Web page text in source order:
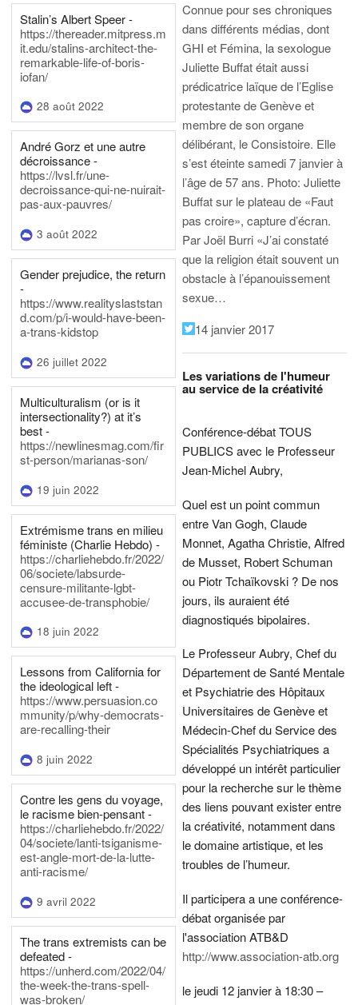
Stalin’s Albert Speer -
https://thereader.mitpress.m
it.edu/stalins-architect-the-
remarkable-life-of-boris-
iofan/
28 août 2022
André Gorz et une autre
décroissance -
https://lvsl.fr/une-
decroissance-qui-ne-nuirait-
pas-aux-pauvres/
3 août 2022
Gender prejudice, the return
-
https://www.realityslaststan
d.com/p/i-would-have-been-
a-trans-kidstop
26 juillet 2022
Multiculturalism (or is it
intersectionality?) at it’s
best -
https://newlinesmag.com/fir
st-person/marianas-son/
19 juin 2022
Extrémisme trans en milieu
féministe (Charlie Hebdo) -
https://charliehebdo.fr/2022/
06/societe/labsurde-
censure-militante-lgbt-
accusee-de-transphobie/
18 juin 2022
Lessons from California for
the ideological left -
https://www.persuasion.co
mmunity/p/why-democrats-
are-recalling-their
8 juin 2022
Contre les gens du voyage,
le racisme bien-pensant -
https://charliehebdo.fr/2022/
04/societe/lanti-tsiganisme-
est-angle-mort-de-la-lutte-
anti-racisme/
9 avril 2022
The trans extremists can be
defeated -
https://unherd.com/2022/04/
the-week-the-trans-spell-
was-broken/
Connue pour ses chroniques
dans différents médias, dont
GHI et Fémina, la sexologue
Juliette Buffat était aussi
prédicatrice laïque de l’Eglise
protestante de Genève et
membre de son organe
délibérant, le Consistoire. Elle
s’est éteinte samedi 7 janvier à
l’âge de 57 ans. Photo: Juliette
Buffat sur le plateau de «Faut
pas croire», capture d’écran.
Par Joël Burri «J’ai constaté
que la religion était souvent un
obstacle à l’épanouissement
sexue…
14 janvier 2017
Les variations de l'humeur
au service de la créativité
Conférence-débat TOUS
PUBLICS avec le Professeur
Jean-Michel Aubry,
Quel est un point commun
entre Van Gogh, Claude
Monnet, Agatha Christie, Alfred
de Musset, Robert Schuman
ou Piotr Tchaïkovski ? De nos
jours, ils auraient été
diagnostiqués bipolaires.
Le Professeur Aubry, Chef du
Département de Santé Mentale
et Psychiatrie des Hôpitaux
Universitaires de Genève et
Médecin-Chef du Service des
Spécialités Psychiatriques a
développé un intérêt particulier
pour la recherche sur le thème
des liens pouvant exister entre
la créativité, notamment dans
le domaine artistique, et les
troubles de l’humeur.
Il participera a une conférence-
débat organisée par
l'association ATB&D
http://www.association-atb.org
le jeudi 12 janvier à 18:30 –